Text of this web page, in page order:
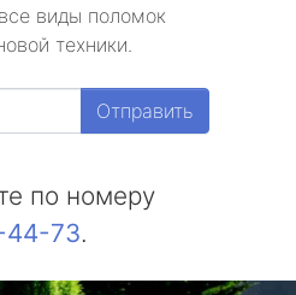
виды поломок
техники.
Отправить
по номеру
44-73.